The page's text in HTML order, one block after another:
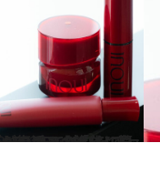
ティ＆ヘルス